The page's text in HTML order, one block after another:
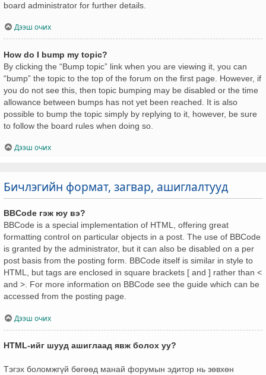
board administrator for further details.
Дээш очих
How do I bump my topic?
By clicking the “Bump topic” link when you are viewing it, you can
“bump” the topic to the top of the forum on the first page. However, if
you do not see this, then topic bumping may be disabled or the time
allowance between bumps has not yet been reached. It is also
possible to bump the topic simply by replying to it, however, be sure
to follow the board rules when doing so.
Дээш очих
Бичлэгийн формат, загвар, ашиглалтууд
BBCode гэж юу вэ?
BBCode is a special implementation of HTML, offering great
formatting control on particular objects in a post. The use of BBCode
is granted by the administrator, but it can also be disabled on a per
post basis from the posting form. BBCode itself is similar in style to
HTML, but tags are enclosed in square brackets [ and ] rather than <
and >. For more information on BBCode see the guide which can be
accessed from the posting page.
Дээш очих
HTML-ийг шууд ашиглаад явж болох уу?
Тэгэх боломжгүй бөгөөд манай форумын эдитор нь зөвхөн